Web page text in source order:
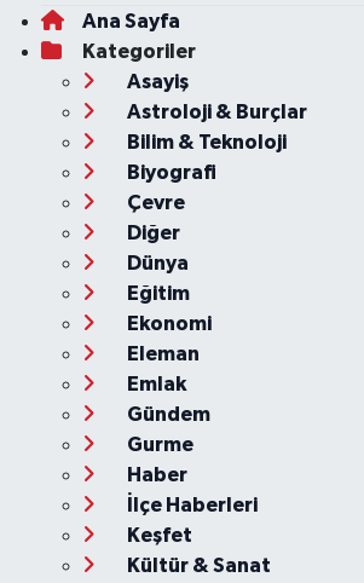
Ana Sayfa
Kategoriler
Asayiş
Astroloji & Burçlar
Bilim & Teknoloji
Biyografi
Çevre
Diğer
Dünya
Eğitim
Ekonomi
Eleman
Emlak
Gündem
Gurme
Haber
İlçe Haberleri
Keşfet
Kültür & Sanat